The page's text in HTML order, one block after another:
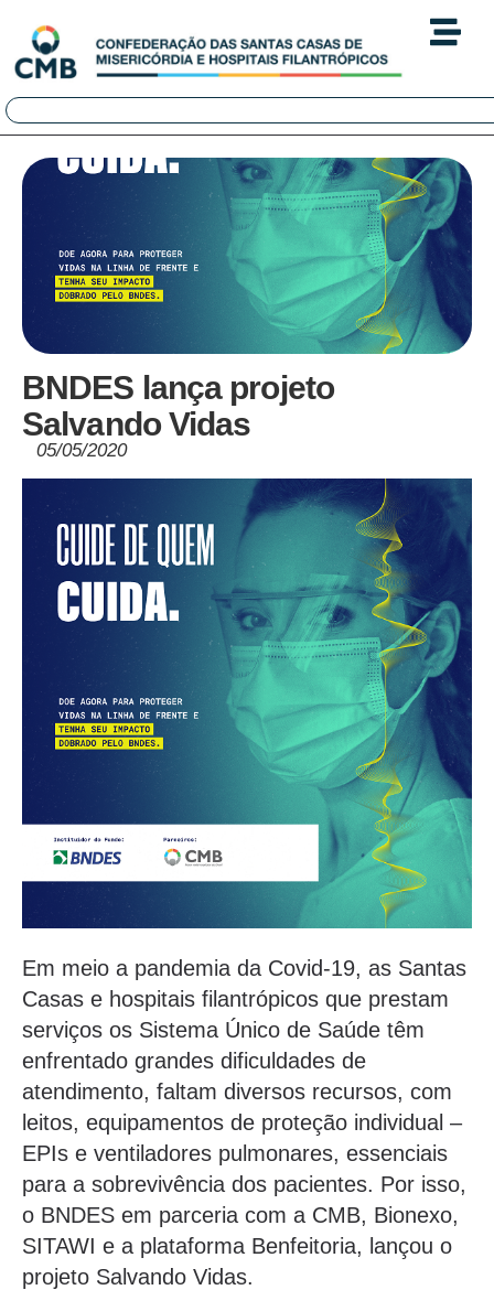
BNDES lança projeto
Salvando Vidas
05/05/2020
Em meio a pandemia da Covid-19, as Santas
Casas e hospitais filantrópicos que prestam
serviços os Sistema Único de Saúde têm
enfrentado grandes dificuldades de
atendimento, faltam diversos recursos, com
leitos, equipamentos de proteção individual –
EPIs e ventiladores pulmonares, essenciais
para a sobrevivência dos pacientes. Por isso,
o BNDES em parceria com a CMB, Bionexo,
SITAWI e a plataforma Benfeitoria, lançou o
projeto Salvando Vidas.